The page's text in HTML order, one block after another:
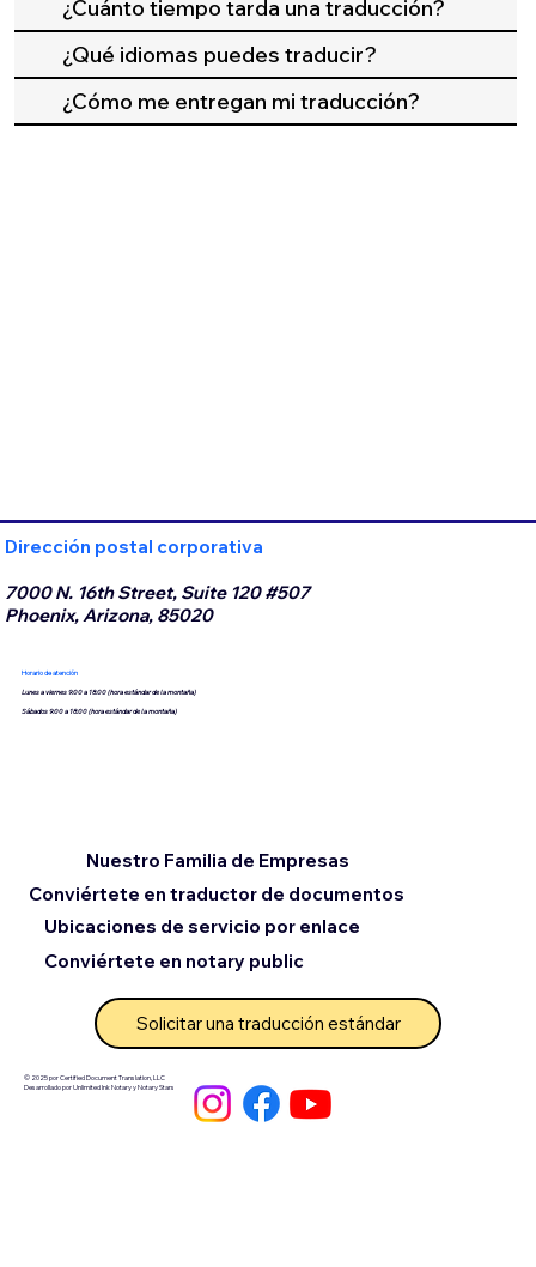
¿Cuánto tiempo tarda una traducción?
¿Qué idiomas puedes traducir?
¿Cómo me entregan mi traducción?
Dirección postal corporativa
7000 N. 16th Street, Suite 120 #507
Phoenix, Arizona, 85020
Horario de atención
Lunes a viernes 9:00 a 18:00 (hora estándar de la montaña)
Sábados 9:00 a 18:00 (hora estándar de la montaña)
© 2025 por Certified Document Translation, LLC
Desarrollado por Unlimited Ink Notary y Notary Stars
Conviértete en traductor de documentos
Ubicaciones de servicio por enlace
Nuestro Familia de Empresas
Conviértete en notary public
Solicitar una traducción estándar